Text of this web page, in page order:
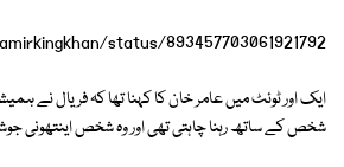
status/893457703061921792
ایک اور ٹوئٹ میں عامر خان کا کہنا تھا کہ فریال نے
شخص کے ساتھ رہنا چاہتی تھی اور وہ شخص اینتھونی